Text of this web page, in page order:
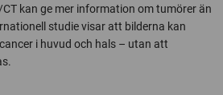
kan ge mer information om tumörer än
studie visar att bilderna kan
i huvud och hals – utan att